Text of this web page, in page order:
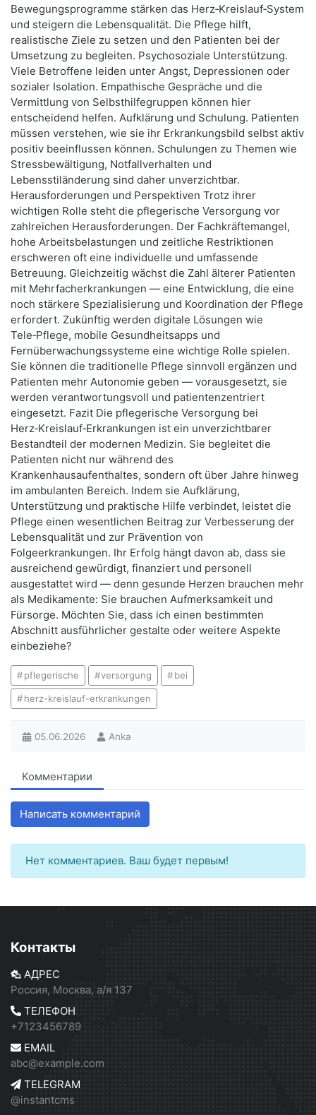
Bewegungsprogramme stärken das Herz‑Kreislauf‑System
und steigern die Lebensqualität. Die Pflege hilft,
realistische Ziele zu setzen und den Patienten bei der
Umsetzung zu begleiten. Psychosoziale Unterstützung.
Viele Betroffene leiden unter Angst, Depressionen oder
sozialer Isolation. Empathische Gespräche und die
Vermittlung von Selbsthilfegruppen können hier
entscheidend helfen. Aufklärung und Schulung. Patienten
müssen verstehen, wie sie ihr Erkrankungsbild selbst aktiv
positiv beeinflussen können. Schulungen zu Themen wie
Stressbewältigung, Notfallverhalten und
Lebensstiländerung sind daher unverzichtbar.
Herausforderungen und Perspektiven Trotz ihrer
wichtigen Rolle steht die pflegerische Versorgung vor
zahlreichen Herausforderungen. Der Fachkräftemangel,
hohe Arbeitsbelastungen und zeitliche Restriktionen
erschweren oft eine individuelle und umfassende
Betreuung. Gleichzeitig wächst die Zahl älterer Patienten
mit Mehrfacherkrankungen — eine Entwicklung, die eine
noch stärkere Spezialisierung und Koordination der Pflege
erfordert. Zukünftig werden digitale Lösungen wie
Tele‑Pflege, mobile Gesundheitsapps und
Fernüberwachungssysteme eine wichtige Rolle spielen.
Sie können die traditionelle Pflege sinnvoll ergänzen und
Patienten mehr Autonomie geben — vorausgesetzt, sie
werden verantwortungsvoll und patientenzentriert
eingesetzt. Fazit Die pflegerische Versorgung bei
Herz‑Kreislauf‑Erkrankungen ist ein unverzichtbarer
Bestandteil der modernen Medizin. Sie begleitet die
Patienten nicht nur während des
Krankenhausaufenthaltes, sondern oft über Jahre hinweg
im ambulanten Bereich. Indem sie Aufklärung,
Unterstützung und praktische Hilfe verbindet, leistet die
Pflege einen wesentlichen Beitrag zur Verbesserung der
Lebensqualität und zur Prävention von
Folgeerkrankungen. Ihr Erfolg hängt davon ab, dass sie
ausreichend gewürdigt, finanziert und personell
ausgestattet wird — denn gesunde Herzen brauchen mehr
als Medikamente: Sie brauchen Aufmerksamkeit und
Fürsorge. Möchten Sie, dass ich einen bestimmten
Abschnitt ausführlicher gestalte oder weitere Aspekte
einbeziehe?
pflegerische versorgung bei
herz-kreislauf-erkrankungen
05.06.2026 Anka
Комментарии
Написать комментарий
Нет комментариев. Ваш будет первым!
Контакты
АДРЕС
Россия, Москва, а/я 137
ТЕЛЕФОН
+7123456789
EMAIL
abc@example.com
TELEGRAM
@instantcms